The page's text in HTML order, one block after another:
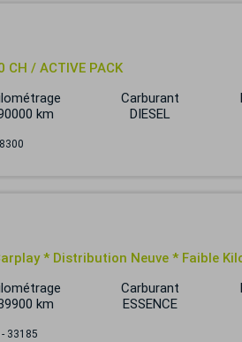
CH / ACTIVE PACK
km
Carburant
DIESEL
* Distribution Neuve * Faible
km
Carburant
ESSENCE
33185